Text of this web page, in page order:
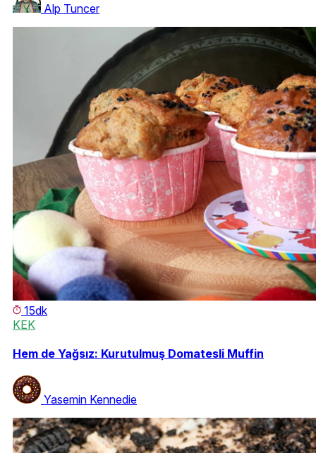
Alp Tuncer
15dk
KEK
Hem de Yağsız: Kurutulmuş Domatesli Muffin
Yasemin Kennedie